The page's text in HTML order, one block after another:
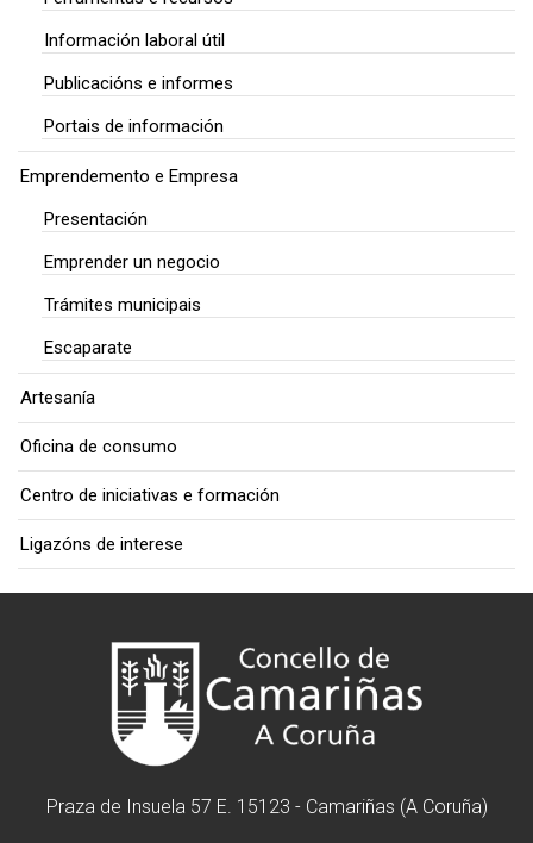
Información laboral útil
Publicacións e informes
Portais de información
Emprendemento e Empresa
Presentación
Emprender un negocio
Trámites municipais
Escaparate
Artesanía
Oficina de consumo
Centro de iniciativas e formación
Ligazóns de interese
Praza de Insuela 57 E. 15123 - Camariñas (A Coruña)